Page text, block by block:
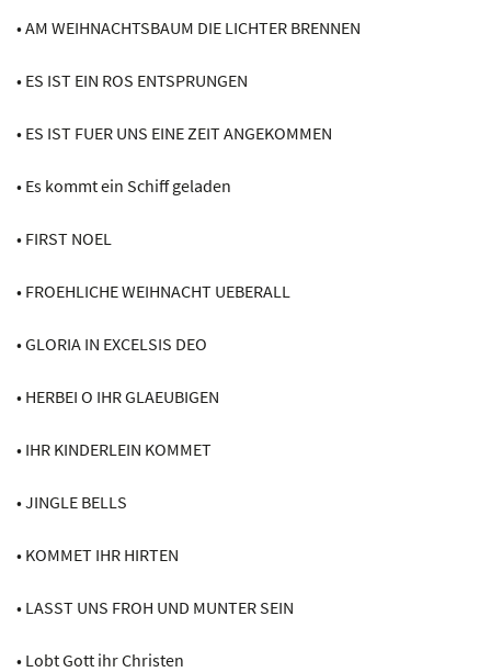
• AM WEIHNACHTSBAUM DIE LICHTER BRENNEN
• ES IST EIN ROS ENTSPRUNGEN
• ES IST FUER UNS EINE ZEIT ANGEKOMMEN
• Es kommt ein Schiff geladen
• FIRST NOEL
• FROEHLICHE WEIHNACHT UEBERALL
• GLORIA IN EXCELSIS DEO
• HERBEI O IHR GLAEUBIGEN
• IHR KINDERLEIN KOMMET
• JINGLE BELLS
• KOMMET IHR HIRTEN
• LASST UNS FROH UND MUNTER SEIN
• Lobt Gott ihr Christen